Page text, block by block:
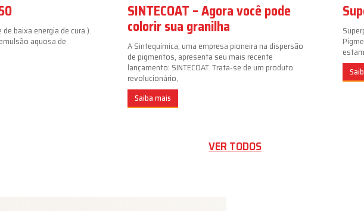
baixa energia de cura ).
aquosa de
SINTECOAT – Agora você pode
colorir sua granilha
A Sintequímica, uma empresa pioneira na dispersão
de pigmentos, apresenta seu mais recente
lançamento: SINTECOAT. Trata-se de um produto
revolucionário,
Saiba mais
VER TODOS